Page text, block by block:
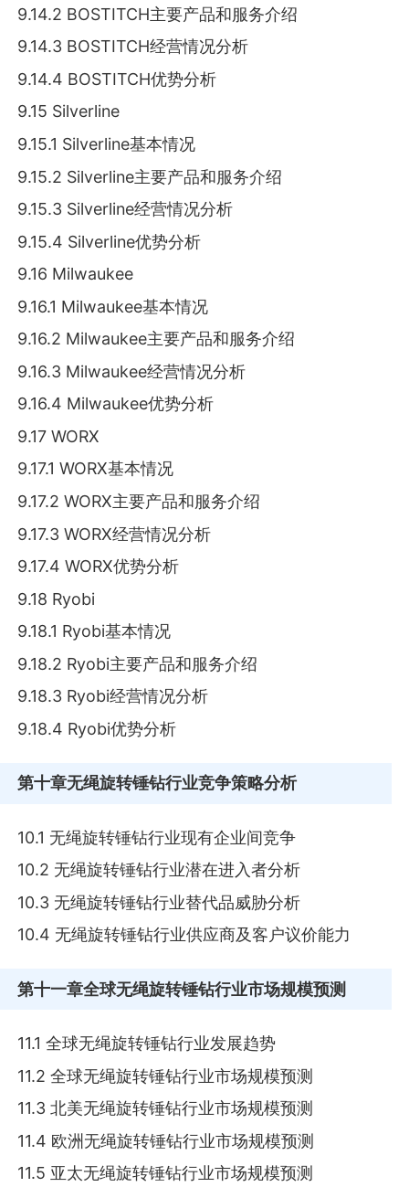
9.14.2 BOSTITCH主要产品和服务介绍
9.14.3 BOSTITCH经营情况分析
9.14.4 BOSTITCH优势分析
9.15 Silverline
9.15.1 Silverline基本情况
9.15.2 Silverline主要产品和服务介绍
9.15.3 Silverline经营情况分析
9.15.4 Silverline优势分析
9.16 Milwaukee
9.16.1 Milwaukee基本情况
9.16.2 Milwaukee主要产品和服务介绍
9.16.3 Milwaukee经营情况分析
9.16.4 Milwaukee优势分析
9.17 WORX
9.17.1 WORX基本情况
9.17.2 WORX主要产品和服务介绍
9.17.3 WORX经营情况分析
9.17.4 WORX优势分析
9.18 Ryobi
9.18.1 Ryobi基本情况
9.18.2 Ryobi主要产品和服务介绍
9.18.3 Ryobi经营情况分析
9.18.4 Ryobi优势分析
第十章无绳旋转锤钻行业竞争策略分析
10.1 无绳旋转锤钻行业现有企业间竞争
10.2 无绳旋转锤钻行业潜在进入者分析
10.3 无绳旋转锤钻行业替代品威胁分析
10.4 无绳旋转锤钻行业供应商及客户议价能力
第十一章全球无绳旋转锤钻行业市场规模预测
11.1 全球无绳旋转锤钻行业发展趋势
11.2 全球无绳旋转锤钻行业市场规模预测
11.3 北美无绳旋转锤钻行业市场规模预测
11.4 欧洲无绳旋转锤钻行业市场规模预测
11.5 亚太无绳旋转锤钻行业市场规模预测